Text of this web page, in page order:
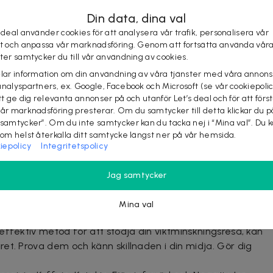
krämer. Bara sätt på ett plåster på huden innan du går
Belly Patches kan vara den lösning du har letat efter.
japonica, är kopplat till kroppens hantering av fett och
ämnet som ger peppar sin kryddighet, är känt för
stödja en hälsosam metabolism och vikthantering.
förbättra både fysisk och mental prestation. Det
och hunger. Forskning har visat att koffein kan
egenskaper för kroppen och ge en livlig glöd. Ny
en koppling till viktreglering. Salicornia herbacea, även
har associerats med att balansera glukosnivåer.
metod för att stödja din viktminskningsresa, kan
Prova dem och känn skillnaden i din midja. Gör dig
Din data, dina val
deal använder cookies för att analysera vår trafik, personalisera vår
och anpassa vår marknadsföring. Genom att fortsätta använda våra
samtycker du till vår användning av cookies.
information om din användning av våra tjänster med våra
ex. Google, Facebook och Microsoft (se vår
ge dig relevanta annonser på och utanför Let’s deal och för att
marknadsföring presterar. Om du samtycker till detta klickar du
samtycker”. Om du inte samtycker kan du tacka nej i “Mina val”. Du
helst återkalla ditt samtycke längst ner på vår hemsida.
Integritetspolicy
Jag samtycker
Mina val